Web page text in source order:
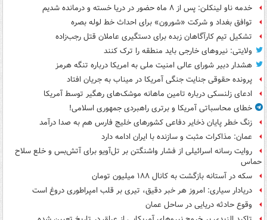
خدمه ناو لینکلن: پس از ۸ ماه حضور در دریا خسته و درمانده‌ شدیم
توافق بغداد و شرکت «شورون» برای احداث خط لوله بصره
تشکیل تیم کارآگاهان زبده برای دستگیری عاملان قتل رجب‌زاده
ولایتی: نیروهای خارجی باید منطقه را ترک کنند
هشدار دبیر شورای عالی امنیت ملی به امریکا درباره تنگه هرمز
پرونده حقوقی جنایت جنگی آمریکا در میناب به جریان افتاد
ادعای زلنسکی درباره تامین ماهانه موشک‌های رهگیر توسط آمریکا
خطای محاسباتی آمریکا و برتری راهبردی جمهوری اسلامی!
زنگ خطر پایان ذخایر دفاعی کشورهای خلیج فارس هم به صدا درآمد
عمان: مذاکرات مثبت و سازنده با ایران ادامه دارد
روایت رسانه اسرائیلی از فشار واشنگتن بر تل‌آویو برای آتش‌بس و خلع سلاح
حماس
سکه در آستانه بازگشت به کانال ۱۸۸ میلیون تومان
دریادار سیاری: امروز هر خبر دقیق، تیری بر قلب امپراطوری دروغ است
وقوع حادثه دریایی در ساحل عمان